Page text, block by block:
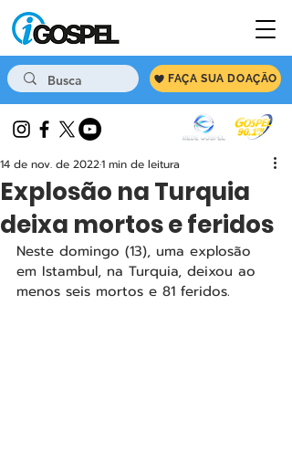
FAÇA SUA DOAÇÃO
Explosão na Turquia
deixa mortos e feridos
14 de nov. de 20221 min de leitura
Neste domingo (13), uma explosão
em Istambul, na Turquia, deixou ao
menos seis mortos e 81 feridos.